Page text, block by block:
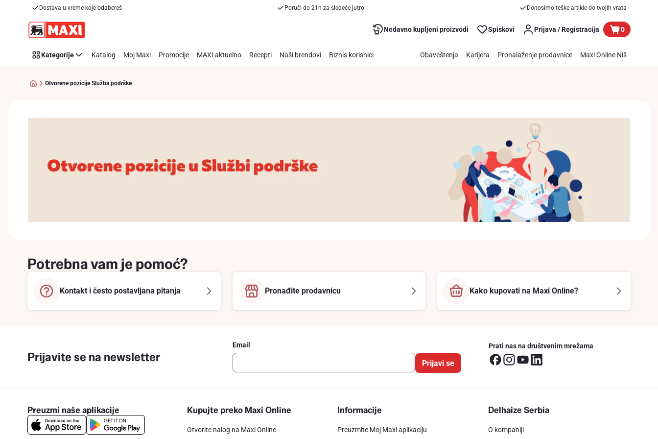
Dostava u vreme koje odabereš Poruči do 21h za sledeće jutro Donosimo teške artikle do tvojih vrata
Nedavno kupljeni proizvodi Spiskovi Prijava / Registracija 0
Kategorije Katalog Moj Maxi Promocije MAXI aktuelno Recepti Naši brendovi Biznis korisnici Obaveštenja Karijera Pronalaženje prodavnice Maxi Online Niš
Otvorene pozicije Služba podrške
Potrebna vam je pomoć?
Kontakt i često postavljana pitanja Pronađite prodavnicu Kako kupovati na Maxi Online?
Prijavite se na newsletter
Email
Prijavi se
Prati nas na društvenim mrežama
Preuzmi naše aplikacije Kupujte preko Maxi Online
Otvorite nalog na Maxi Online
Informacije
Preuzmite Moj Maxi aplikaciju
Delhaize Serbia
O kompaniji